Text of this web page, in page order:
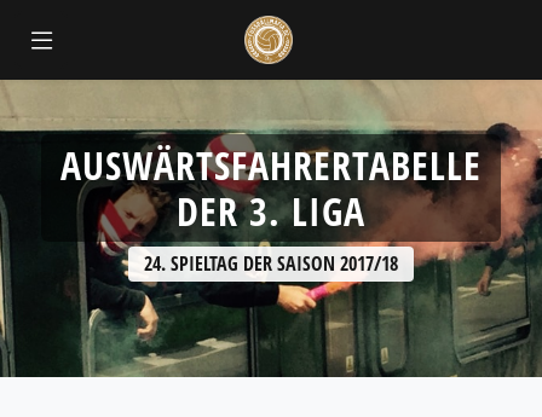
AUSWÄRTSFAHRERTABELLE
DER 3. LIGA
24. SPIELTAG DER SAISON 2017/18